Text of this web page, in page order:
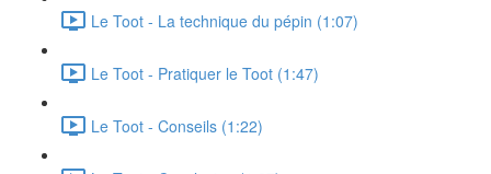
Le Toot - La technique du pépin (1:07)
Le Toot - Pratiquer le Toot (1:47)
Le Toot - Conseils (1:22)